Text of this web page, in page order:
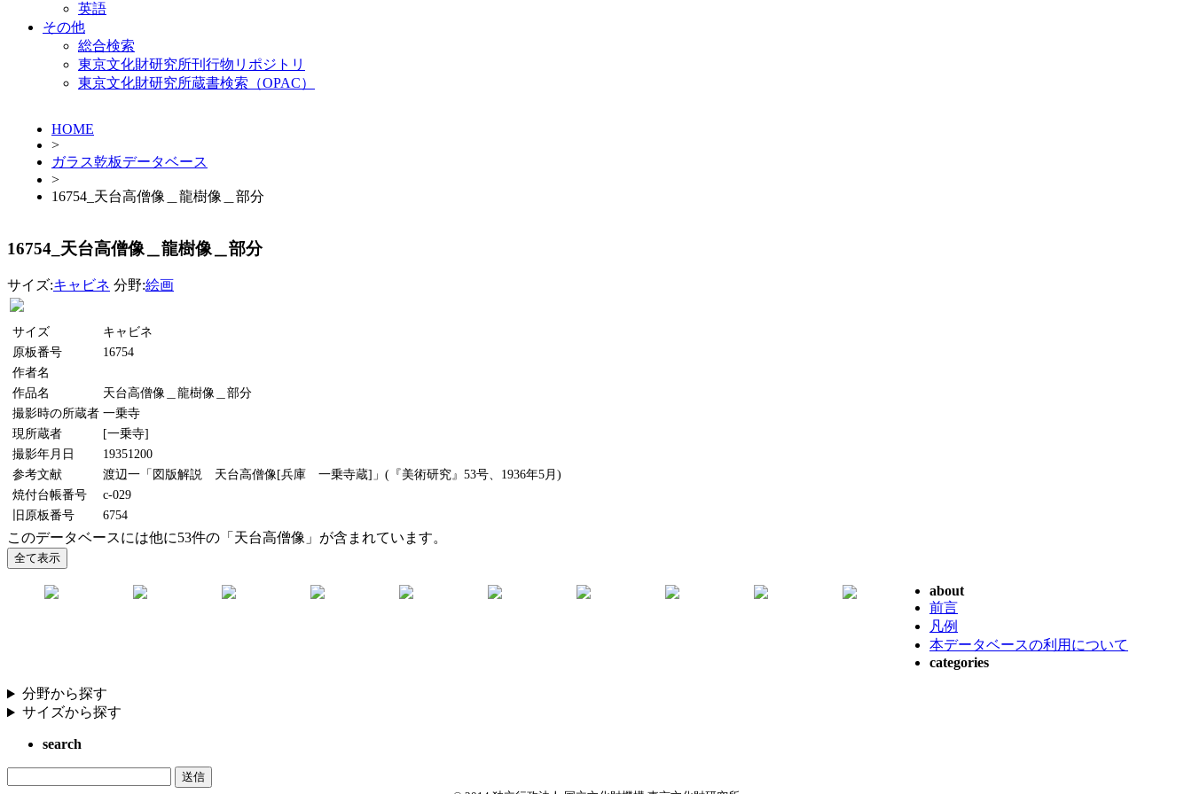
英語
その他
総合検索
東京文化財研究所刊行物リポジトリ
東京文化財研究所蔵書検索（OPAC）
HOME
>
ガラス乾板データベース
>
16754_天台高僧像＿龍樹像＿部分
16754_天台高僧像＿龍樹像＿部分
サイズ:キャビネ 分野:絵画
サイズ
キャビネ
原板番号
16754
作者名
作品名
天台高僧像＿龍樹像＿部分
撮影時の所蔵者 一乗寺
現所蔵者
[一乗寺]
撮影年月日
19351200
参考文献
渡辺一「図版解説 天台高僧像[兵庫 一乗寺蔵]」(『美術研究』53号、1936年5月)
焼付台帳番号
c-029
旧原板番号
6754
このデータベースには他に53件の「天台高僧像」が含まれています。
about
前言
凡例
本データベースの利用について
categories
分野から探す
サイズから探す
search